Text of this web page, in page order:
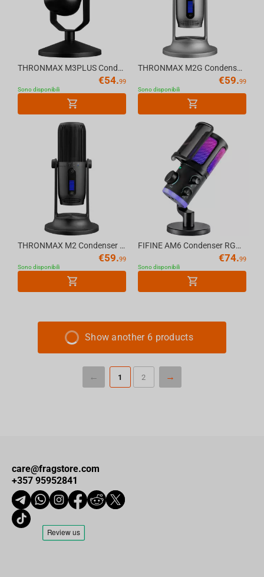
THRONMAX M3PLUS Condenser USB MDRILL DOME PLUS JET 96kHz Microphone, Black
€54.99
Sono disponibili
THRONMAX M2G Condenser RGB USB MDRILL ONE SLATE Microphone, Gray
€59.99
Sono disponibili
THRONMAX M2 Condenser USB LED-lighting MDRILL ONE JET Microphone, Black
€59.99
Sono disponibili
FIFINE AM6 Condenser RGB USB Microphone with chat and gaming volume preference knob, ...
€74.99
Sono disponibili
Show another 6 products
1 2
care@fragstore.com
+357 95952841